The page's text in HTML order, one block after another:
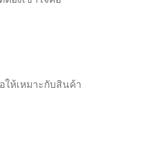
ให้เหมาะกับสินค้า